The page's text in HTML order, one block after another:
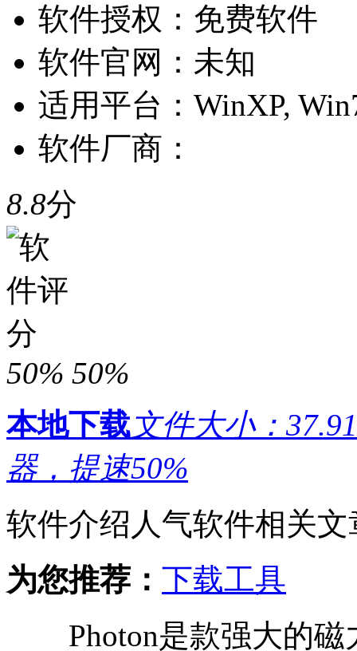
软件授权： 免费软件
软件官网： 未知
适用平台： WinXP,
软件厂商：
8.8分
50% 50%
本地下载文件大小：
器，提速50%
软件介绍 人气软件相关文
为您推荐： 下载工具
Photon是款强大的磁